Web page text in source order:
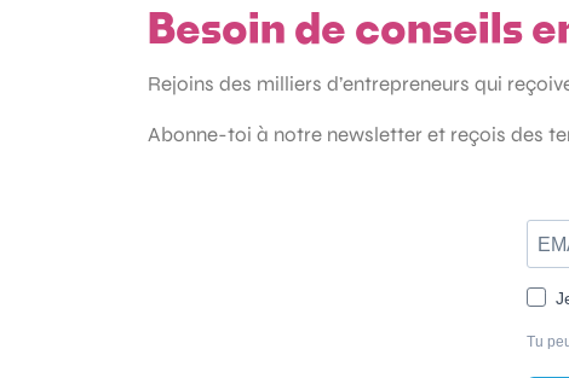
Besoin de conseils
Rejoins des milliers d’entrepreneurs qui
Abonne-toi à notre newsletter et reçois des
Tu